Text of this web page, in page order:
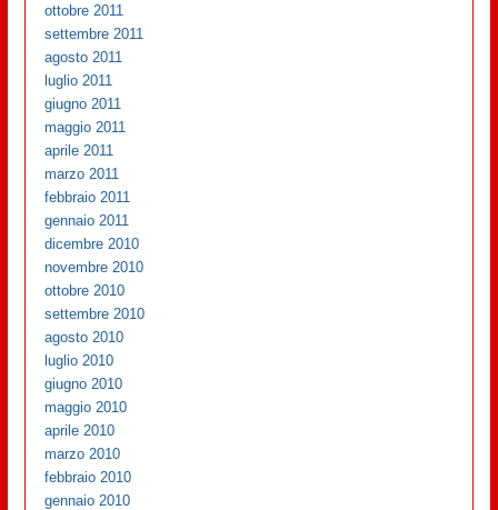
ottobre 2011
settembre 2011
agosto 2011
luglio 2011
giugno 2011
maggio 2011
aprile 2011
marzo 2011
febbraio 2011
gennaio 2011
dicembre 2010
novembre 2010
ottobre 2010
settembre 2010
agosto 2010
luglio 2010
giugno 2010
maggio 2010
aprile 2010
marzo 2010
febbraio 2010
gennaio 2010